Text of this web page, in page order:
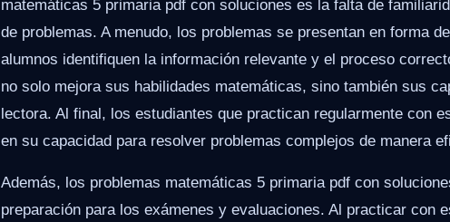
matemáticas 5 primaria pdf con soluciones es la falta de
de problemas. A menudo, los problemas se presentan en forma
alumnos identifiquen la información relevante y el proceso
no solo mejora sus habilidades matemáticas, sino también sus
lectora. Al final, los estudiantes que practican regularmente con
en su capacidad para resolver problemas complejos de manera
Además, los problemas matemáticas 5 primaria pdf con
preparación para los exámenes y evaluaciones. Al practicar con